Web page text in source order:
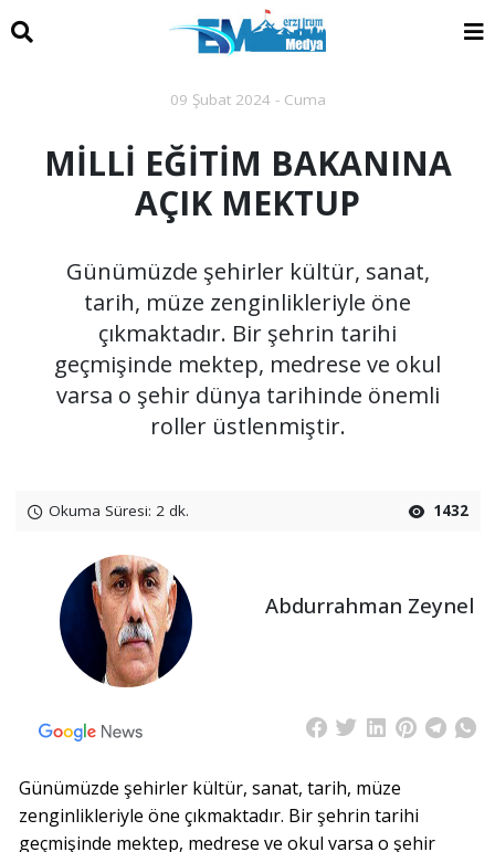
09 Şubat 2024 - Cuma
MİLLİ EĞİTİM BAKANINA
AÇIK MEKTUP
Günümüzde şehirler kültür, sanat,
tarih, müze zenginlikleriyle öne
çıkmaktadır. Bir şehrin tarihi
geçmişinde mektep, medrese ve okul
varsa o şehir dünya tarihinde önemli
roller üstlenmiştir.
Okuma Süresi: 2 dk. 1432
Abdurrahman Zeynel
Günümüzde şehirler kültür, sanat, tarih, müze
zenginlikleriyle öne çıkmaktadır. Bir şehrin tarihi
geçmişinde mektep, medrese ve okul varsa o şehir